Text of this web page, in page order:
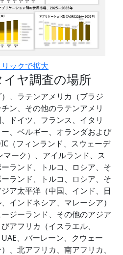
ックで拡大
ヤ調査の場所
、ラテンアメリカ（ブラジ
ン、その他のラテンアメリ
ドイツ、フランス、イタリ
、ベルギー、オランダおよび
（フィンランド、スウェーデ
ーク）、アイルランド、ス
ランド、トルコ、ロシア、そ
ランド、トルコ、ロシア、そ
ア太平洋（中国、インド、日
インドネシア、マレーシア）
ジーランド、その他のアジア
アフリカ（イスラエル、
、バーレーン、クウェー
、北アフリカ、南アフリカ、